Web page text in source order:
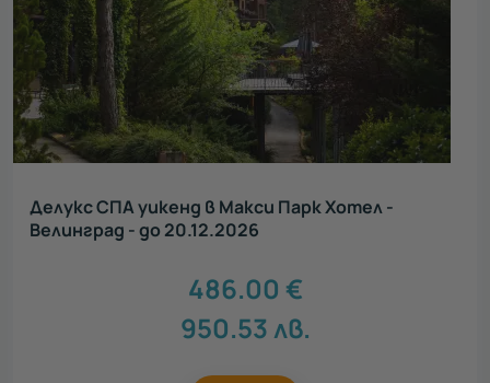
Делукс СПА уикенд в Макси Парк Хотел -
Велинград - до 20.12.2026
486.00 €
950.53лв.